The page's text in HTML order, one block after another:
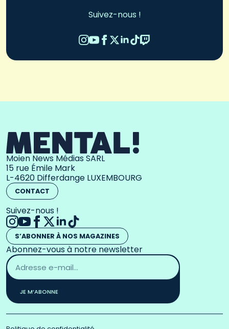
Suivez-nous !
Moien News Médias SARL
15 rue Émile Mark
L-4620 Differdange LUXEMBOURG
CONTACT
Suivez-nous !
S’ABONNER À NOS MAGAZINES
Abonnez-vous à notre newsletter
Adresse
email
*
JE M’ABONNE